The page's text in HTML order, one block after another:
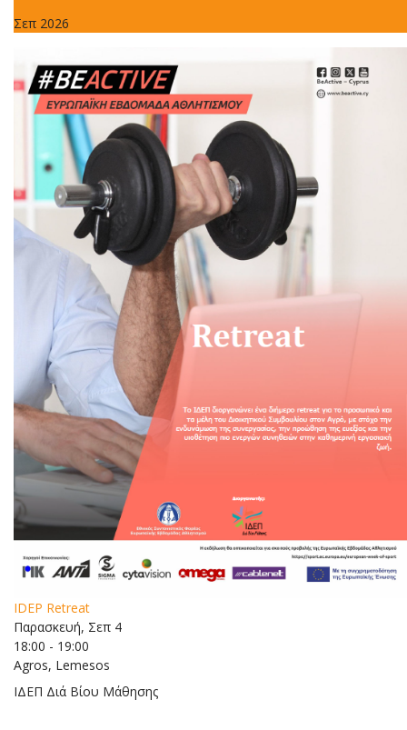
Σεπ 2026
IDEP Retreat
Παρασκευή, Σεπ 4
18:00 - 19:00
Agros, Lemesos
ΙΔΕΠ Διά Βίου Μάθησης